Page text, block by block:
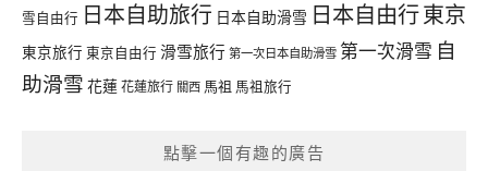
雪自由行 日本自助旅行 日本自助滑雪 日本自由行東京
東京旅行 東京自由行 滑雪旅行 第一次日本自助滑雪 第一次滑雪 自
助滑雪 花蓮花蓮旅行 關西 馬祖 馬祖旅行
點擊一個有趣的廣告